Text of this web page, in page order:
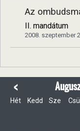
Az
II. mandátum
2008. szeptember
<
Hét Kedd Sze Csü